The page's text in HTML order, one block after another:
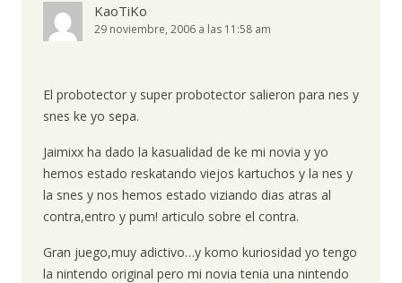
KaoTiKo
29 noviembre, 2006 a las 11:58 am
El probotector y super probotector salieron para nes y
snes ke yo sepa.
Jaimixx ha dado la kasualidad de ke mi novia y yo
hemos estado reskatando viejos kartuchos y la nes y
la snes y nos hemos estado viziando dias atras al
contra,entro y pum! articulo sobre el contra.
Gran juego,muy adictivo…y komo kuriosidad yo tengo
la nintendo original pero mi novia tenia una nintendo